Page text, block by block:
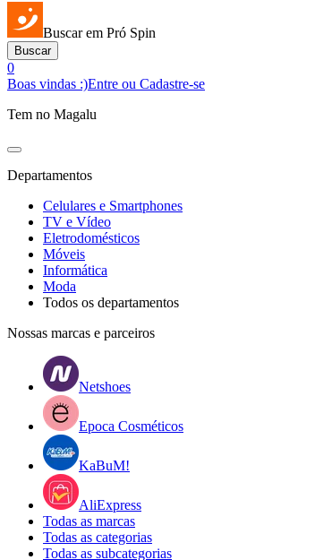
Buscar em Pró Spin
Buscar
0
Boas vindas :)Entre ou Cadastre-se
Tem no Magalu
Departamentos
Celulares e Smartphones
TV e Vídeo
Eletrodomésticos
Móveis
Informática
Moda
Todos os departamentos
Nossas marcas e parceiros
Netshoes
Epoca Cosméticos
KaBuM!
AliExpress
Todas as marcas
Todas as categorias
Todas as subcategorias